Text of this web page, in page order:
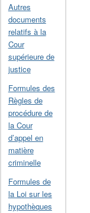
Autres
documents
relatifs à la
Cour
supérieure de
justice
Formules des
Règles de
procédure de
la Cour
d’appel en
matière
criminelle
Formules de
la Loi sur les
hypothèques